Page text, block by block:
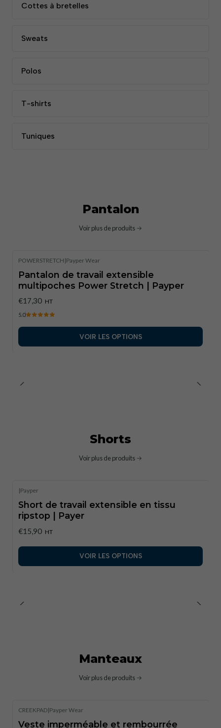
Cottes à bretelles
Sweats
Polos
T-shirts
Tuniques
Pantalon
Voir plus de produits
POWERSTRETCH |Payper Wear
Pantalon de travail extensible
multipoches Power Stretch | Payper
€17,30 HT
5.0
VOIR LES OPTIONS
Shorts
Voir plus de produits
|Payper
Short de travail extensible en tissu
ripstop | Payer
€15,90 HT
VOIR LES OPTIONS
Manteaux
Voir plus de produits
CREEKPAD|Payper Wear
Veste imperméable et rembourrée